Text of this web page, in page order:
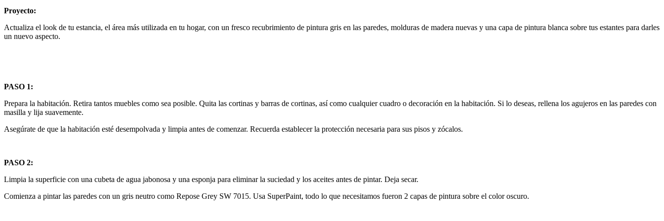
Proyecto:
Actualiza el look de tu estancia, el área más utilizada en tu hogar, con un fresco recubrimiento de pintura gris en las paredes, molduras de madera nuevas y una capa de pintura blanca sobre tus estantes para darles
un nuevo aspecto.
PASO 1:
Prepara la habitación. Retira tantos muebles como sea posible. Quita las cortinas y barras de cortinas, así como cualquier cuadro o decoración en la habitación. Si lo deseas, rellena los agujeros en las paredes con
masilla y lija suavemente.
Asegúrate de que la habitación esté desempolvada y limpia antes de comenzar. Recuerda establecer la protección necesaria para sus pisos y zócalos.
PASO 2:
Limpia la superficie con una cubeta de agua jabonosa y una esponja para eliminar la suciedad y los aceites antes de pintar. Deja secar.
Comienza a pintar las paredes con un gris neutro como Repose Grey SW 7015. Usa SuperPaint, todo lo que necesitamos fueron 2 capas de pintura sobre el color oscuro.